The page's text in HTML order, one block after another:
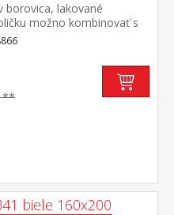
borovica, lakované
možno kombinovať s
8856 výška sedu 30 cm,
od 3 rokov
**
biele 160x200